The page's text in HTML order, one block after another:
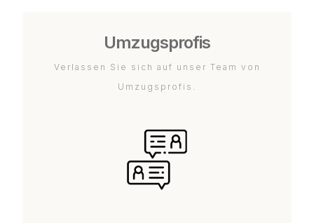
Umzugsprofis
Verlassen Sie sich auf unser Team von
Umzugsprofis.